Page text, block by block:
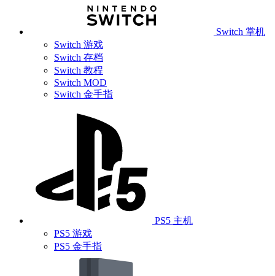
Switch 掌机
Switch 游戏
Switch 存档
Switch 教程
Switch MOD
Switch 金手指
PS5 主机
PS5 游戏
PS5 金手指